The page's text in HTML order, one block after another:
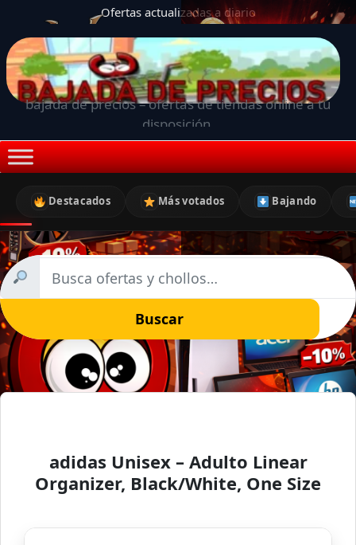
Ofertas actualizadas a diario
bajada de precios – ofertas de tiendas online a tu
disposición.
Destacados Más votados Bajando
Buscar
adidas Unisex – Adulto Linear
Organizer, Black/White, One Size